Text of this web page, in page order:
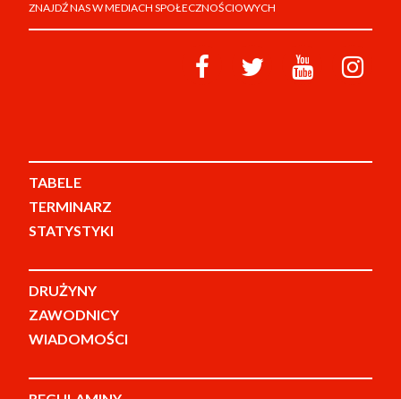
ZNAJDŹ NAS W MEDIACH SPOŁECZNOŚCIOWYCH
TABELE
TERMINARZ
STATYSTYKI
DRUŻYNY
ZAWODNICY
WIADOMOŚCI